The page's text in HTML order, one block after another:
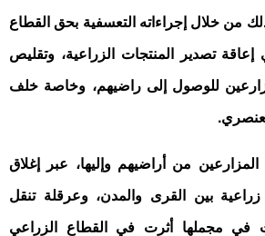
من خلال إجراءاته التعسفية بحق القطاع
إعاقة تصدير المنتجات الزراعية، وتقليص
للوصول إلى راضيهم، وخاصة خلف
.
من أراضيهم وإليها، عبر إغلاق
زراعية بين القرى والمدن، وعرقلة تنقل
في مجملها أثرت في القطاع الزراعي